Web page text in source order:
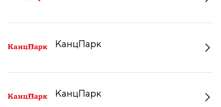
КанцПарк
КанцПарк